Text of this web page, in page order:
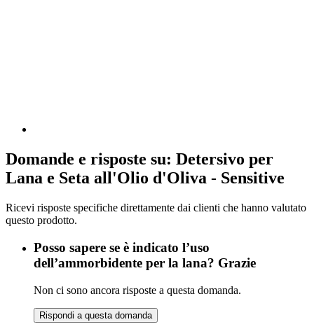
Domande e risposte su: Detersivo per
Lana e Seta all'Olio d'Oliva - Sensitive
Ricevi risposte specifiche direttamente dai clienti che hanno valutato
questo prodotto.
Posso sapere se è indicato l’uso
dell’ammorbidente per la lana? Grazie
Non ci sono ancora risposte a questa domanda.
Rispondi a questa domanda